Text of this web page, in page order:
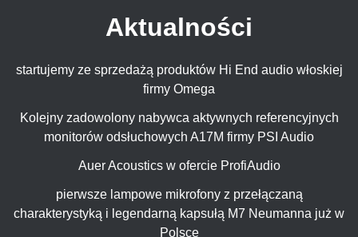
Aktualności
startujemy ze sprzedażą produktów Hi End audio włoskiej
firmy Omega
Kolejny zadowolony nabywca aktywnych referencyjnych
monitorów odsłuchowych A17M firmy PSI Audio
Auer Acoustics w ofercie ProfiAudio
pierwsze lampowe mikrofony z przełączaną
charakterystyką i legendarną kapsułą M7 Neumanna już w
Polsce